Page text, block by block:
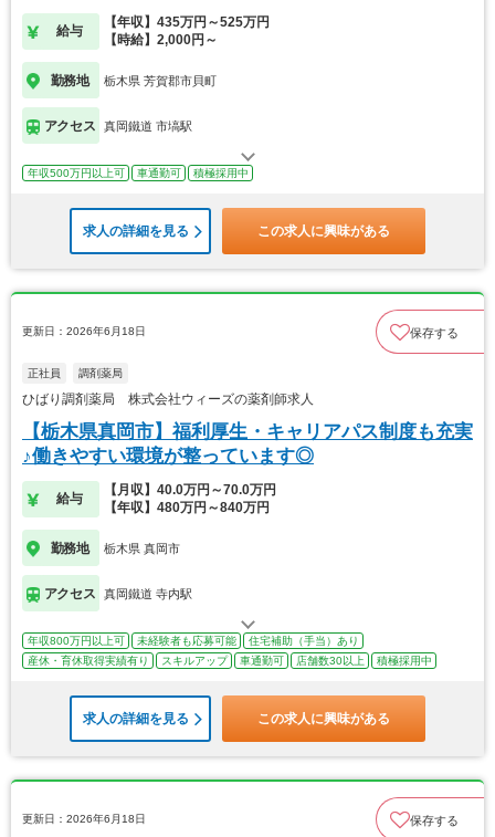
給与
【年収】435万円～525万円
【時給】2,000円～
勤務地 栃木県 芳賀郡市貝町
アクセス 真岡鐵道 市塙駅
年収500万円以上可 車通勤可 積極採用中
求人の詳細を見る この求人に興味がある
更新日：2026年6月18日 保存する
正社員 調剤薬局
ひばり調剤薬局 株式会社ウィーズの薬剤師求人
【栃木県真岡市】福利厚生・キャリアパス制度も充実
♪働きやすい環境が整っています◎
給与
【月収】40.0万円～70.0万円
【年収】480万円～840万円
勤務地 栃木県 真岡市
アクセス 真岡鐵道 寺内駅
年収800万円以上可 未経験者も応募可能
住宅補助（手当）あり
産休・育休取得実績有り
スキルアップ 車通勤可 店舗数30以上 積極採用中
求人の詳細を見る この求人に興味がある
更新日：2026年6月18日 保存する